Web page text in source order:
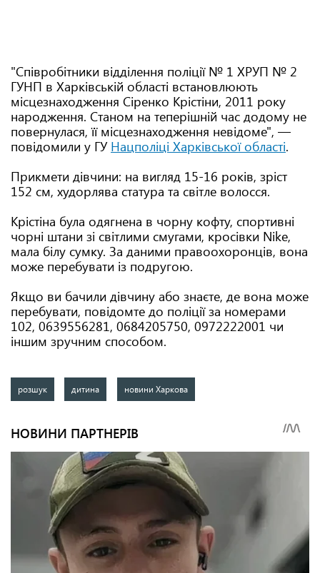
"Співробітники відділення поліції № 1 ХРУП № 2
ГУНП в Харківській області встановлюють
місцезнаходження Сіренко Крістіни, 2011 року
народження. Станом на теперішній час додому не
повернулася, її місцезнаходження невідоме", —
повідомили у ГУ Нацполіці Харківської області.
Прикмети дівчини: на вигляд 15-16 років, ⁠зріст
152 см, ⁠худорлява статура та ⁠світле волосся.
Крістіна була одягнена в чорну кофту, спортивні
чорні штани зі світлими смугами, кросівки Nike,
мала білу сумку. За даними правоохоронців, вона
може перебувати із подругою.
Якщо ви бачили дівчину або знаєте, де вона може
перебувати, повідомте до поліції за номерами
102, 0639556281, 0684205750, 0972222001 чи
іншим зручним способом.
розшук дитина новини Харкова